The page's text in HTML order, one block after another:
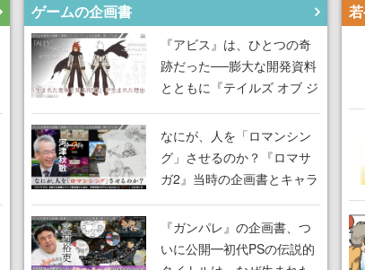
ゲームの企画書
『アビス』は、ひとつの奇
跡だった──膨大な開発資料
とともに『テイルズ オブ ジ
アビス』開発陣に聞く、
「生まれた意味を知る
RPG」が生まれた理由【ゲ
ームの企画書】
なにが、人を「ロマンシン
グ」させるのか？『ロマサ
ガ2』当時の企画書とキャラ
設定画から迫る、河津秋敏
がRPGに生み出した「ロマ
ン」の正体とは【ゲームの
企画書】
『ガンパレ』の企画書、つ
いに公開━初代PSの伝説的